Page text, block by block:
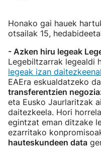
Honako gai hauek
otsailak 15,
- Azken hiru legeak
Legebiltzarrak legealdi
legeak izan
EAEra eskualdatzeko
transferentzien
eta Eusko Jaurlaritzak
daitezkeela. Hori
egintzat eman ditzake
ezarritako
hauteskundeen data